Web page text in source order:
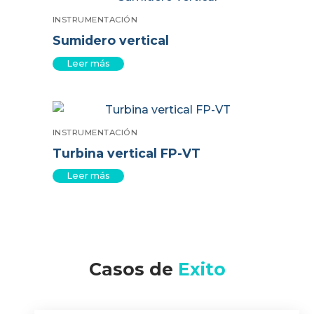
INSTRUMENTACIÓN
Sumidero vertical
Leer más
INSTRUMENTACIÓN
Turbina vertical FP-VT
Leer más
Casos de Exito